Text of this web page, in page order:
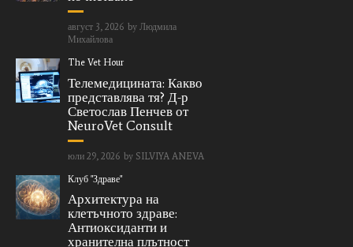
август 3, 2026 by Людмила
Михайлова
The Vet Hour
Телемедицината: Какво
представлява тя? Д-р
Светослав Пенчев от
NeuroVet Consult
юли 29, 2026 by SILVIYA ANEVA
Клуб "Здраве"
Архитектура на
клетъчното здраве:
Антиоксиданти и
хранителна плътност